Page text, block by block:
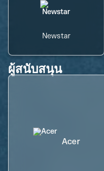
Newstar
ผู้สนับสนุน
Acer